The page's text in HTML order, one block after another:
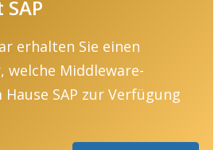
erhalten Sie einen
Middleware-
SAP zur Verfügung